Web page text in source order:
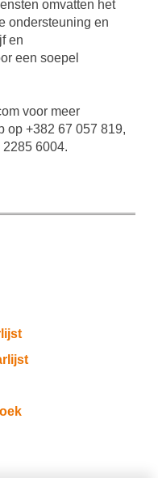
omvatten het
ondersteuning en
en
een soepel
voor meer
op +382 67 057 819,
6004.